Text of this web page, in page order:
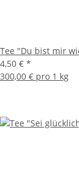
Tee "Du bist mir
4,50 € *
300,00 € pro 1 kg